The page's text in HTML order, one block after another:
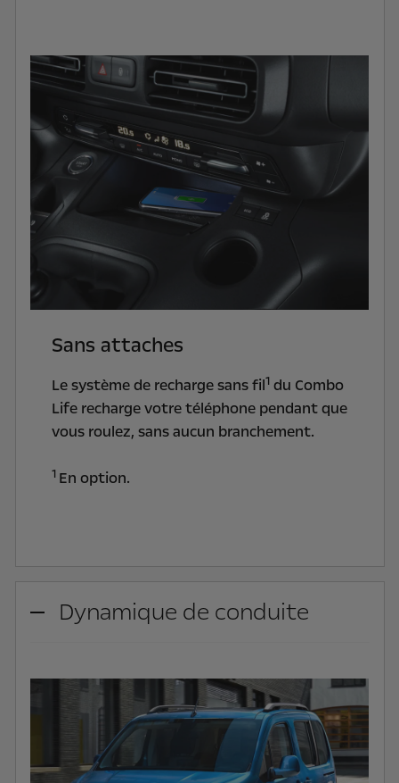
Sans attaches
Le système de recharge sans fil1du Combo
Life recharge votre téléphone pendant que
vous roulez, sans aucun branchement.
1 En option.
Dynamique de conduite